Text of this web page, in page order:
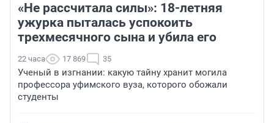
«Не рассчитала силы»: 18-летняя
ужурка пыталась успокоить
трехмесячного сына и убила его
22 часа 17 869 35
Ученый в изгнании: какую тайну хранит могила
профессора уфимского вуза, которого обожали
студенты